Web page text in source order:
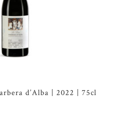
d’Alba | 2022 | 75cl